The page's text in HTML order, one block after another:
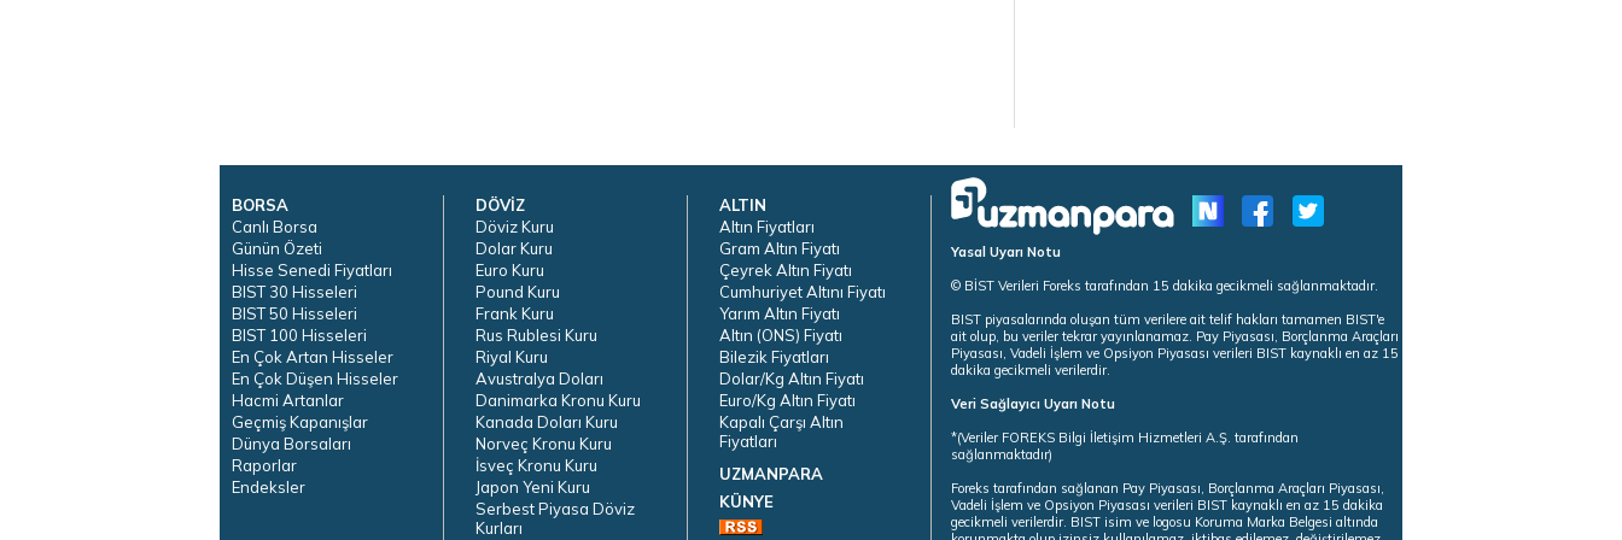
BORSA
Canlı Borsa
Günün Özeti
Hisse Senedi Fiyatları
BIST 30 Hisseleri
BIST 50 Hisseleri
BIST 100 Hisseleri
En Çok Artan Hisseler
En Çok Düşen Hisseler
Hacmi Artanlar
Geçmiş Kapanışlar
Dünya Borsaları
Raporlar
Endeksler
DÖVİZ
Döviz Kuru
Dolar Kuru
Euro Kuru
Pound Kuru
Frank Kuru
Rus Rublesi Kuru
Riyal Kuru
Avustralya Doları
Danimarka Kronu Kuru
Kanada Doları Kuru
Norveç Kronu Kuru
İsveç Kronu Kuru
Japon Yeni Kuru
Serbest Piyasa Döviz
Kurları
ALTIN
Altın Fiyatları
Gram Altın Fiyatı
Çeyrek Altın Fiyatı
Cumhuriyet Altını Fiyatı
Yarım Altın Fiyatı
Altın (ONS) Fiyatı
Bilezik Fiyatları
Dolar/Kg Altın Fiyatı
Euro/Kg Altın Fiyatı
Kapalı Çarşı Altın
Fiyatları
UZMANPARA
KÜNYE
Yasal Uyarı Notu
© BİST Verileri Foreks tarafından 15 dakika gecikmeli sağlanmaktadır.
BIST piyasalarında oluşan tüm verilere ait telif hakları tamamen BIST'e
ait olup, bu veriler tekrar yayınlanamaz. Pay Piyasası, Borçlanma Araçları
Piyasası, Vadeli İşlem ve Opsiyon Piyasası verileri BIST kaynaklı en az 15
dakika gecikmeli verilerdir.
Veri Sağlayıcı Uyarı Notu
*(Veriler FOREKS Bilgi İletişim Hizmetleri A.Ş. tarafından
sağlanmaktadır)
Foreks tarafından sağlanan Pay Piyasası, Borçlanma Araçları Piyasası,
Vadeli İşlem ve Opsiyon Piyasası verileri BIST kaynaklı en az 15 dakika
gecikmeli verilerdir. BIST isim ve logosu Koruma Marka Belgesi altında